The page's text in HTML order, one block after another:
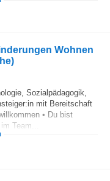
Wohnen
Sozialpädagogik,
mit Bereitschaft
• Du bist
Team...